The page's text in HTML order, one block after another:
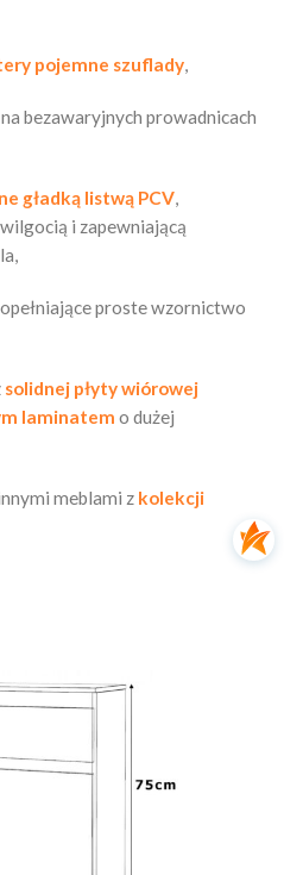
pojemne szuflady,
bezawaryjnych prowadnicach
gładką listwą PCV,
i zapewniającą
proste wzornictwo
solidnej płyty wiórowej
laminatem o dużej
meblami z kolekcji